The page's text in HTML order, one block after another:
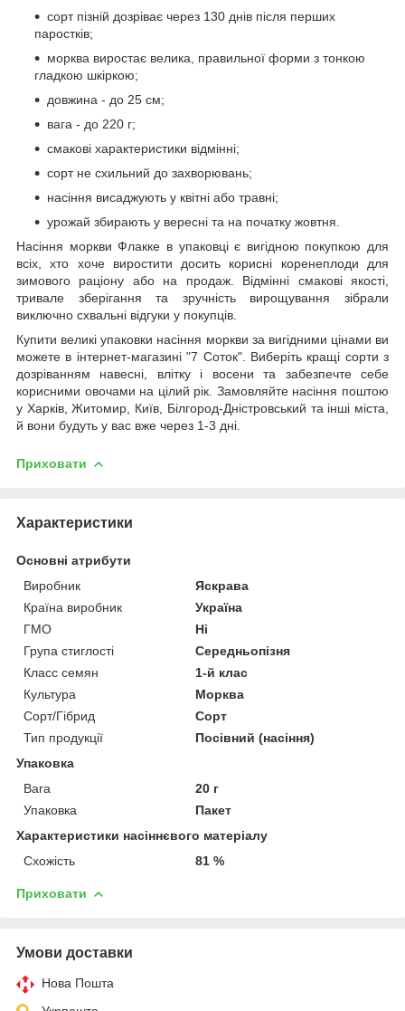
сорт пізній дозріває через 130 днів після перших
паростків;
морква виростає велика, правильної форми з тонкою
гладкою шкіркою;
довжина - до 25 см;
вага - до 220 г;
смакові характеристики відмінні;
сорт не схильний до захворювань;
насіння висаджують у квітні або травні;
урожай збирають у вересні та на початку жовтня.
Насіння моркви Флакке в упаковці є вигідною покупкою для
всіх, хто хоче виростити досить корисні коренеплоди для
зимового раціону або на продаж. Відмінні смакові якості,
тривале зберігання та зручність вирощування зібрали
виключно схвальні відгуки у покупців.
Купити великі упаковки насіння моркви за вигідними цінами ви
можете в інтернет-магазині "7 Соток". Виберіть кращі сорти з
дозріванням навесні, влітку і восени та забезпечте себе
корисними овочами на цілий рік. Замовляйте насіння поштою
у Харків, Житомир, Київ, Білгород-Дністровський та інші міста,
й вони будуть у вас вже через 1-3 дні.
Приховати
Характеристики
Основні атрибути
Виробник
Яскрава
Країна виробник
Україна
ГМО
Ні
Група стиглості
Середньопізня
Класс семян
1-й клас
Культура
Морква
Сорт/Гібрид
Сорт
Тип продукції
Посівний (насіння)
Упаковка
Вага
20 г
Упаковка
Пакет
Характеристики насіннєвого матеріалу
Схожість
81 %
Приховати
Умови доставки
Нова Пошта